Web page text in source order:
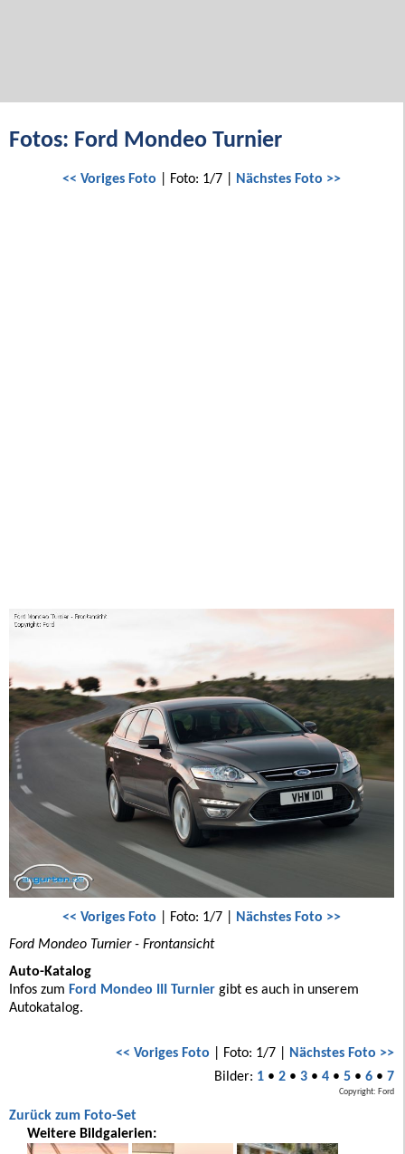
Fotos: Ford Mondeo Turnier
<< Voriges Foto | Foto: 1/7 | Nächstes Foto >>
<< Voriges Foto | Foto: 1/7 | Nächstes Foto >>
Ford Mondeo Turnier - Frontansicht
Auto-Katalog
Infos zum Ford Mondeo III Turnier gibt es auch in unserem
Autokatalog.
<< Voriges Foto | Foto: 1/7 | Nächstes Foto >>
Bilder: 1• 2• 3• 4• 5• 6• 7
Copyright: Ford
Zurück zum Foto-Set
Weitere Bildgalerien: